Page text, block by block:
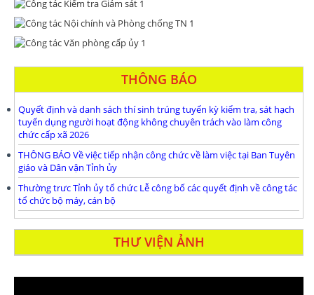
THÔNG BÁO
Quyết định và danh sách thí sinh trúng tuyển kỳ kiểm tra, sát hạch
tuyển dụng người hoạt động không chuyên trách vào làm công
chức cấp xã 2026
THÔNG BÁO Về việc tiếp nhận công chức về làm việc tại Ban Tuyên
giáo và Dân vận Tỉnh ủy
Thường trưc Tỉnh ủy tổ chức Lễ công bố các quyết định về công tác
tổ chức bộ máy, cán bộ
THƯ VIỆN ẢNH